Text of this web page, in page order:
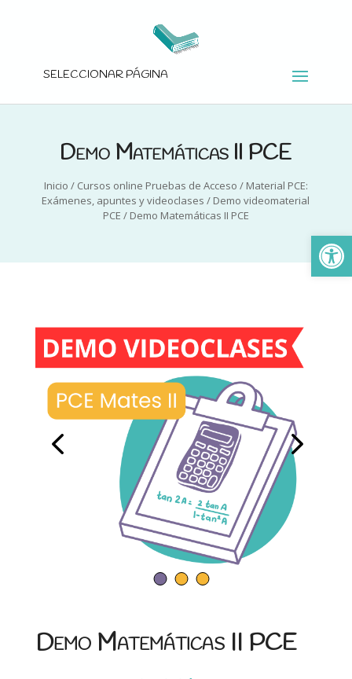
SELECCIONAR PÁGINA
Demo Matemáticas II PCE
Inicio / Cursos online Pruebas de Acceso / Material PCE:
Exámenes, apuntes y videoclases / Demo videomaterial
PCE / Demo Matemáticas II PCE
Demo Matemáticas II PCE